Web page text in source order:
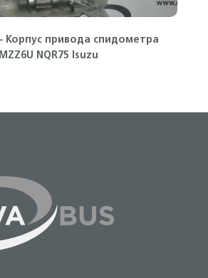
Корпус привода спидометра
MZZ6U NQR75 Isuzu